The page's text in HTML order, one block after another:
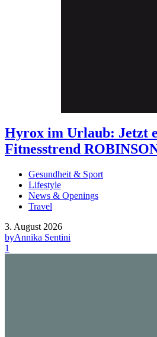
Hyrox im Urlaub: Jetzt
Fitnesstrend
Gesundheit & Sport
Lifestyle
News & Openings
Travel
3. August 2026
byAnnika Sentini
1